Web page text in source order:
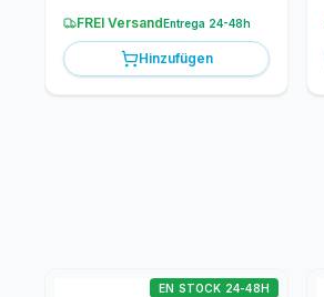
FREI VersandEntrega 24-48h
Hinzufügen
EN STOCK 24-48H